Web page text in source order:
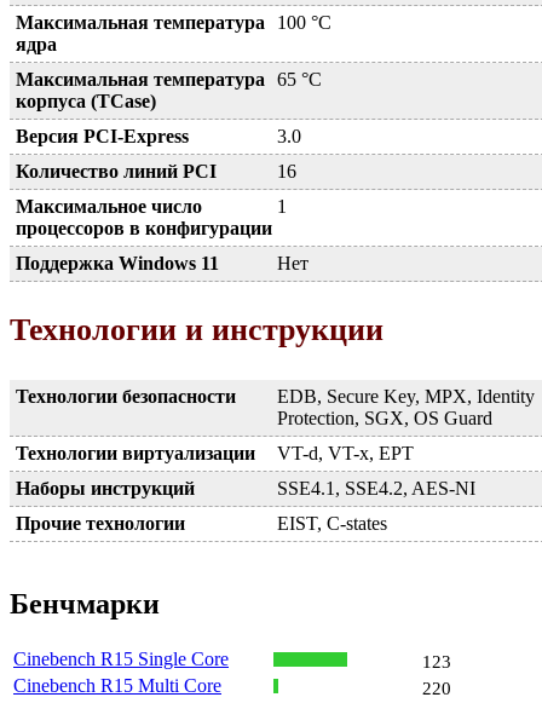
Максимальная температура
ядра
100 °C
Максимальная температура
корпуса (TCase)
65 °C
Версия PCI-Express
3.0
Количество линий PCI
16
Максимальное число
процессоров в конфигурации
1
Поддержка Windows 11 Нет
Технологии и инструкции
Технологии безопасности
EDB, Secure Key, MPX, Identity
Protection, SGX, OS Guard
Технологии виртуализации
VT-d, VT-x, EPT
Наборы инструкций
SSE4.1, SSE4.2, AES-NI
Прочие технологии
EIST, C-states
Бенчмарки
Cinebench R15 Single Core 123
Cinebench R15 Multi Core 220